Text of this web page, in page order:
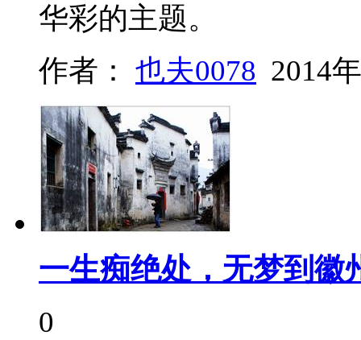
华彩的主题。
作者： 也夫0078 2014
一生痴绝处，无梦到徽
0